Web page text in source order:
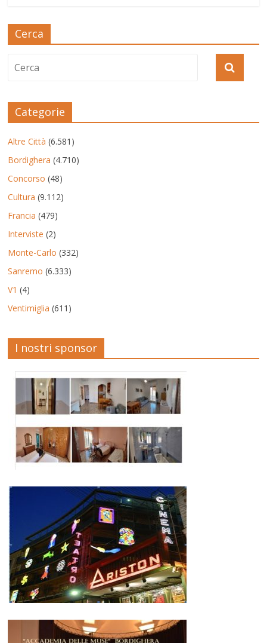
Cerca
Categorie
Altre Città (6.581)
Bordighera (4.710)
Concorso (48)
Cultura (9.112)
Francia (479)
Interviste (2)
Monte-Carlo (332)
Sanremo (6.333)
V1 (4)
Ventimiglia (611)
I nostri sponsor